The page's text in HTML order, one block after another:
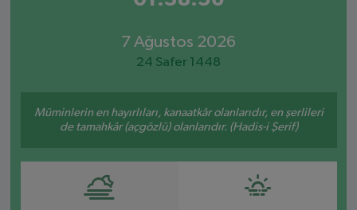
7 Ağustos 2026
24 Safer 1448
Müminlerin en hayırlıları, kanaatkâr olanlarıdır, en şerlileri
de tamahkâr (açgözlü) olanlarıdır. (Hadis-i Şerif)